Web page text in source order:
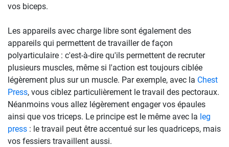
vos biceps.
Les appareils avec charge libre sont également des
appareils qui permettent de travailler de façon
polyarticulaire : c'est-à-dire qu'ils permettent de recruter
plusieurs muscles, même si l'action est toujours ciblée
légèrement plus sur un muscle. Par exemple, avec la Chest
Press, vous ciblez particulièrement le travail des pectoraux.
Néanmoins vous allez légèrement engager vos épaules
ainsi que vos triceps. Le principe est le même avec la leg
press : le travail peut être accentué sur les quadriceps, mais
vos fessiers travaillent aussi.